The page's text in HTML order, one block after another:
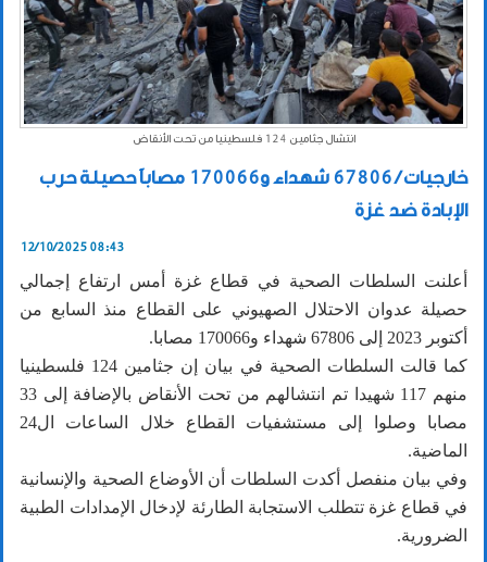
انتشال جثامين 124 فلسطينيا من تحت الأنقاض
خارجيات / 67806 شهداء و170066 مصاباً حصيلة حرب
الإبادة ضد غزة
12/10/2025 08:43
أعلنت السلطات الصحية في قطاع غزة أمس ارتفاع إجمالي
حصيلة عدوان الاحتلال الصهيوني على القطاع منذ السابع من
أكتوبر 2023 إلى 67806 شهداء و170066 مصابا.
كما قالت السلطات الصحية في بيان إن جثامين 124 فلسطينيا
منهم 117 شهيدا تم انتشالهم من تحت الأنقاض بالإضافة إلى 33
مصابا وصلوا إلى مستشفيات القطاع خلال الساعات ال24
الماضية.
وفي بيان منفصل أكدت السلطات أن الأوضاع الصحية والإنسانية
في قطاع غزة تتطلب الاستجابة الطارئة لإدخال الإمدادات الطبية
الضرورية.